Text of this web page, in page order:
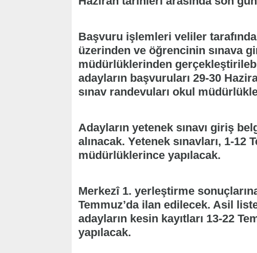
Başvuru işlemleri veliler
üzerinden ve öğrencinin sınava
müdürlüklerinden
adayların başvuruları 29-30
sınav randevuları okul
Adayların yetenek sınavı giriş
alınacak. Yetenek sınavları, 1-
müdürlüklerince yapılacak.
Merkezî 1. yerleştirme
Temmuz’da ilan edilecek. Asil
adayların kesin kayıtları 13-22
yapılacak.